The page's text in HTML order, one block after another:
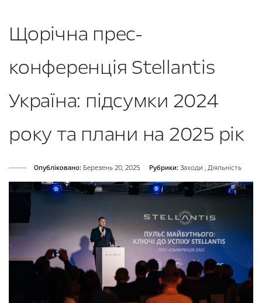
Щорічна прес-
конференція Stellantis
Україна: підсумки 2024
року та плани на 2025 рік
Опубліковано: Березень 20, 2025 Рубрики: Заходи , Діяльність